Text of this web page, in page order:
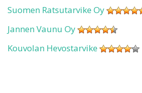
Suomen Ratsutarvike Oy
Jannen Vaunu Oy
Kouvolan Hevostarvike